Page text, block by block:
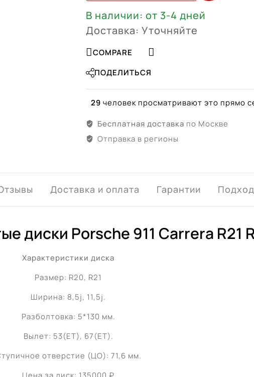
R20
R21
041,
992601025L
041)
В наличии: от 3-4 дней
Доставка: Уточняйте
COMPARE
ПОДЕЛИТЬСЯ
29 человек просматривают это прямо
Бесплатная доставка по Москве
Отправка в регионы
Доставка и оплата Гарантии
диски Porsche 911 Carrera R21
Характеристики диска
Размер: R20, R21
Ширина: 8,5j, 11,5j.
Разболтовка: 5*130 мм.
Вылет: 53(ET), 67(ET).
отверстие (ЦО): 71,6 мм.